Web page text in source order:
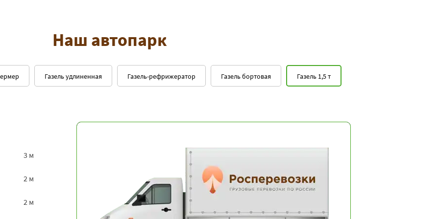
Наш автопарк
Газель 1,5 т
Газель удлиненная Газель бортовая
Газель-рефрижератор
3 м
2 м
2 м